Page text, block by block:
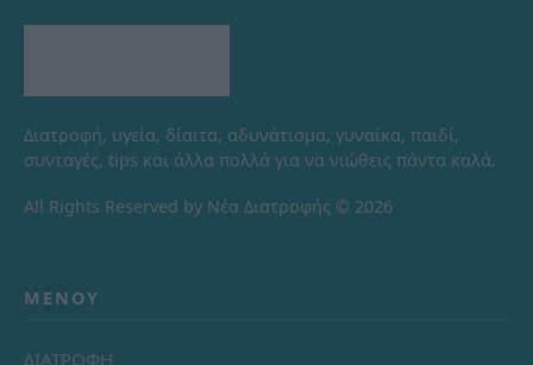
Διατροφή, υγεία, δίαιτα, αδυνάτισμα, γυναίκα, παιδί,
συνταγές, tips και άλλα πολλά για να νιώθεις πάντα καλά.
All Rights Reserved by Νέα Διατροφής © 2026
ΜΕΝΟΎ
ΔΙΑΤΡΟΦΗ